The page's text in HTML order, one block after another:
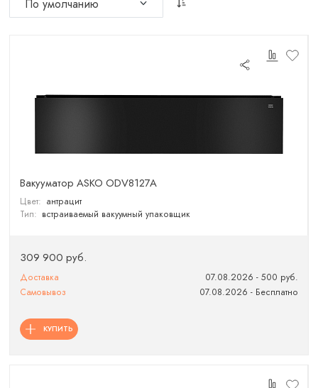
Вакууматор ASKO ODV8127A
Цвет: антрацит
Тип: встраиваемый вакуумный упаковщик
309 900 руб.
Доставка
07.08.2026 - 500 руб.
Самовывоз
07.08.2026 - Бесплатно
КУПИТЬ